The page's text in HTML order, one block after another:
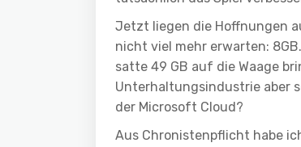
Jetzt liegen die Hoffnungen
nicht viel mehr erwarten:
satte 49 GB auf die Waage
Unterhaltungsindustrie aber
der Microsoft Cloud?
Aus Chronistenpflicht habe